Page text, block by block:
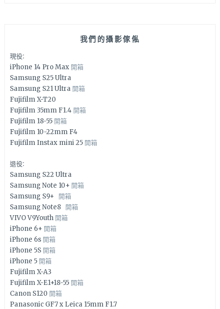
我們的攝影傢俬
現役:
iPhone 14 Pro Max 開箱
Samsung S25 Ultra
Samsung S21 Ultra 開箱
Fujifilm X-T20
Fujifilm 35mm F1.4 開箱
Fujifilm 18-55 開箱
Fujifilm 10-22mm F4
Fujifilm Instax mini 25 開箱
退役:
Samsung S22 Ultra
Samsung Note 10+ 開箱
Samsung S9+ 開箱
Samsung Note8 開箱
VIVO V9Youth 開箱
iPhone 6+ 開箱
iPhone 6s 開箱
iPhone 5S 開箱
iPhone 5 開箱
Fujifilm X-A3
Fujifilm X-E1+18-55 開箱
Canon S120 開箱
Panasonic GF7 x Leica 15mm F1.7